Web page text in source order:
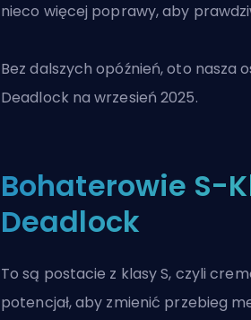
nieco więcej poprawy, aby
Bez dalszych opóźnień, oto
Deadlock na wrzesień 2025.
Bohaterowie S-
Deadlock
To są postacie z klasy S, czyli
potencjał, aby zmienić przebieg